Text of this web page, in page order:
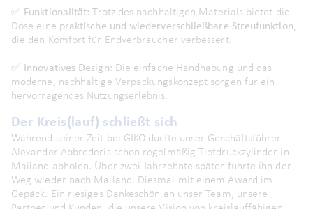
✅ Funktionalität: Trotz des nachhaltigen Materials bietet die
Dose eine praktische und wiederverschließbare Streufunktion,
die den Komfort für Endverbraucher verbessert.
✅ Innovatives Design: Die einfache Handhabung und das
moderne, nachhaltige Verpackungskonzept sorgen für ein
hervorragendes Nutzungserlebnis.
Der Kreis(lauf) schließt sich
Während seiner Zeit bei GIKO durfte unser Geschäftsführer
Alexander Abbrederis schon regelmäßig Tiefdruckzylinder in
Mailand abholen. Über zwei Jahrzehnte später führte ihn der
Weg wieder nach Mailand. Diesmal mit einem Award im
Gepäck. Ein riesiges Dankeschön an unser Team, unsere